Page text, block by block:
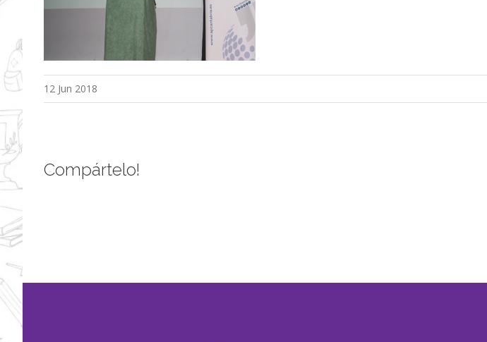
12 Jun 2018
Compártelo!